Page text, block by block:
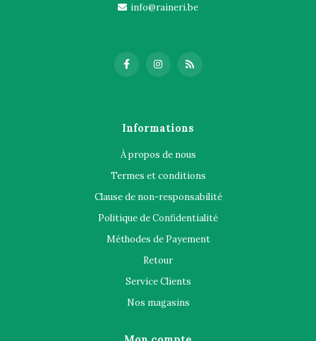
info@raineri.be
Informations
À propos de nous
Termes et conditions
Clause de non-responsabilité
Politique de Confidentialité
Méthodes de Payement
Retour
Service Clients
Nos magasins